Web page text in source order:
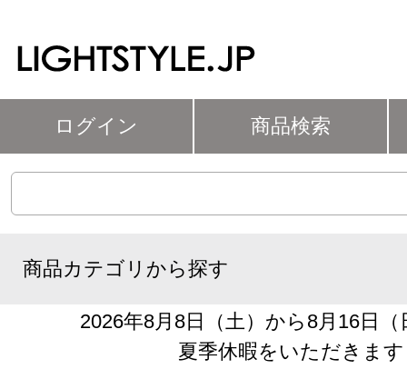
ログイン 商品検索
商品カテゴリから探す
2026年8月8日（土）から8月16日
夏季休暇をいただきます